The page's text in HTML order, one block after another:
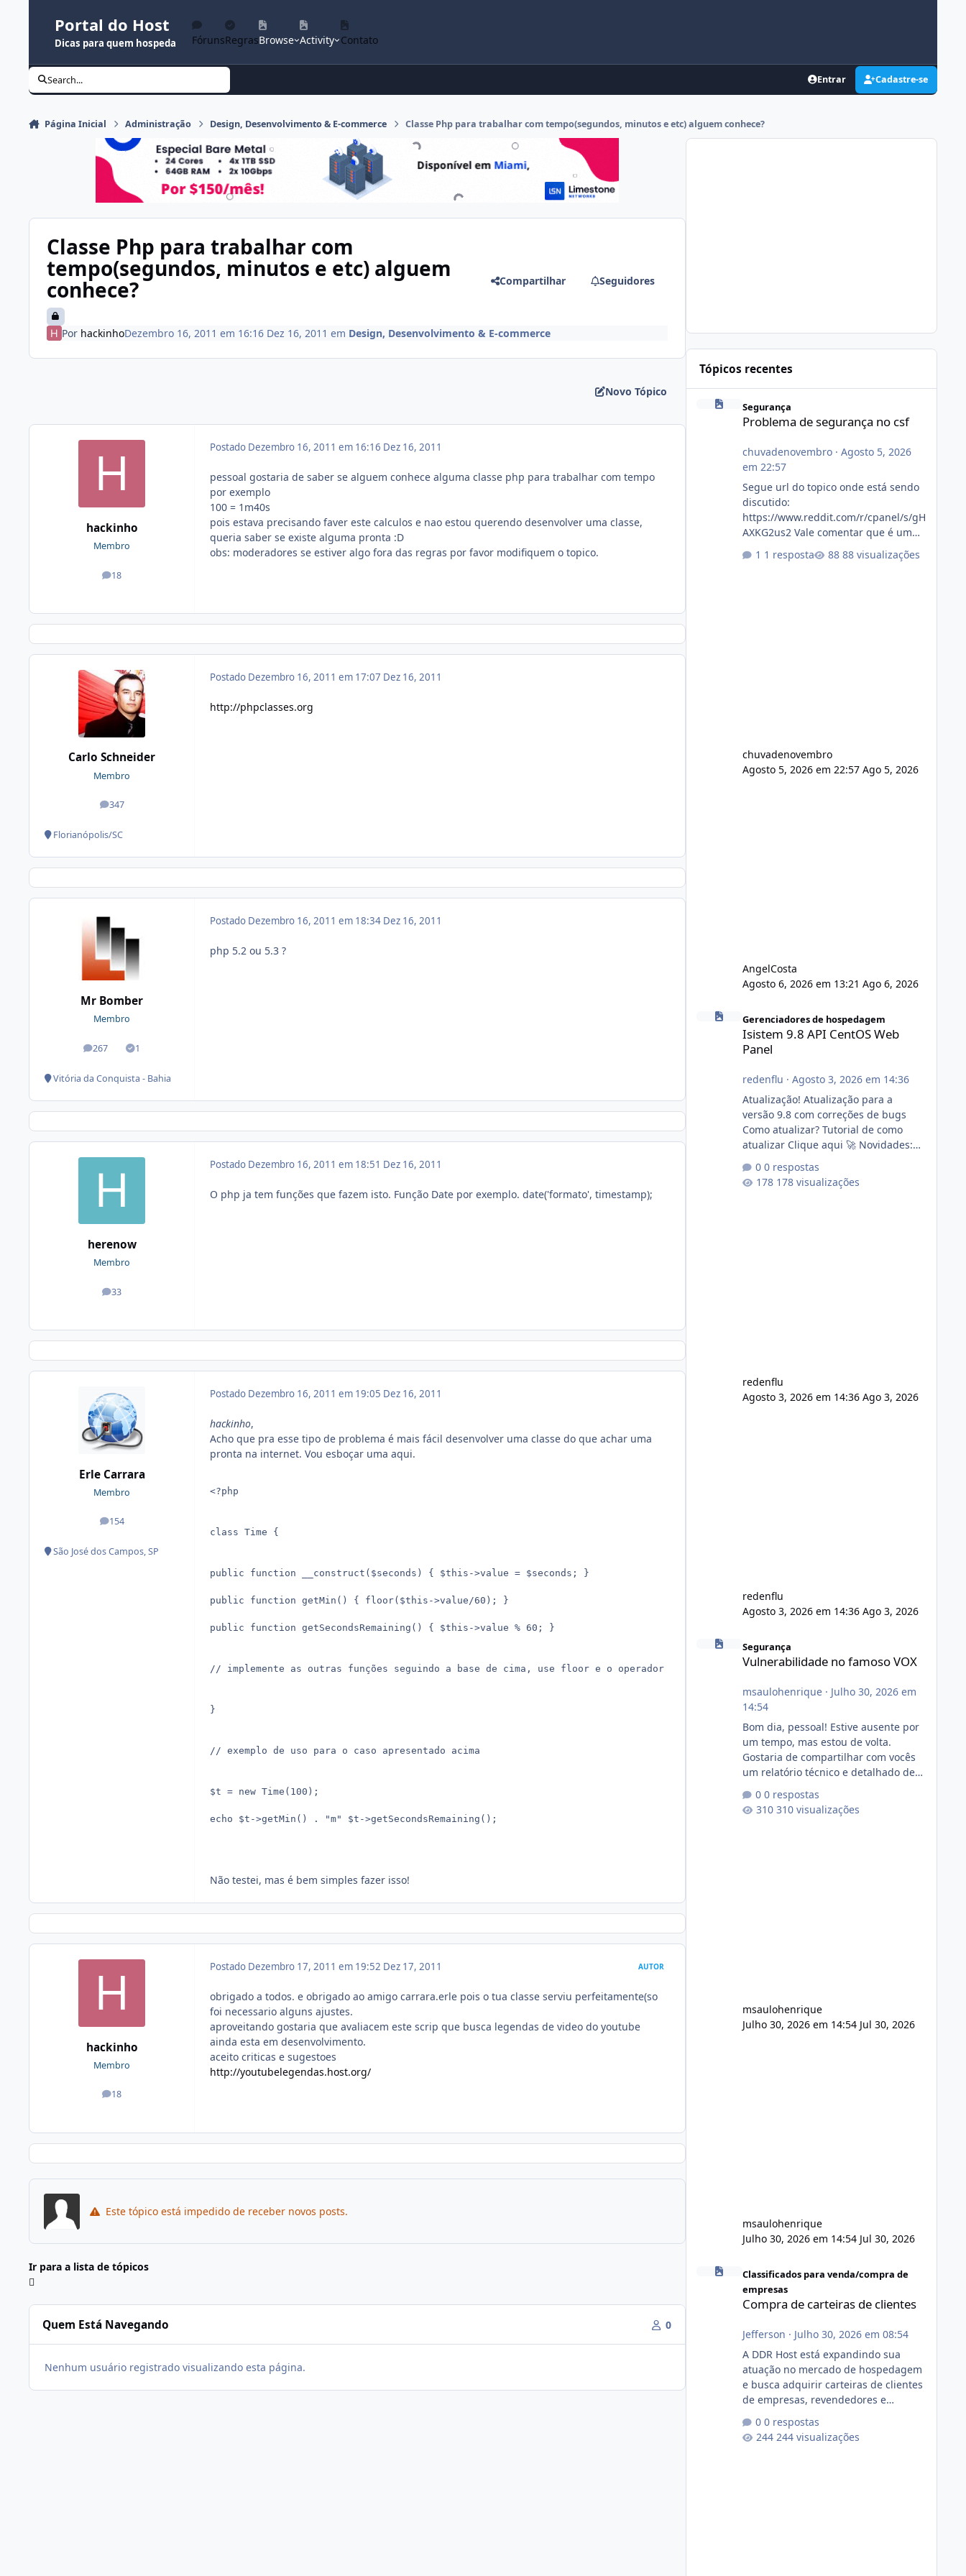
Portal do Host
Dicas para quem hospeda FórunsRegrasBrowse Activity Contato
Search... Entrar Cadastre-se
Página Inicial Administração Design, Desenvolvimento & E-commerce Classe Php para trabalhar com tempo(segundos, minutos e etc) alguem conhece?
Classe Php para trabalhar com
tempo(segundos, minutos e etc) alguem
conhece? Compartilhar Seguidores
Por hackinhoDezembro 16, 2011 em 16:16 Dez 16, 2011 em Design, Desenvolvimento & E-commerce
Novo Tópico
hackinho
Membro
18
posts
Postado Dezembro 16, 2011 em 16:16 Dez 16, 2011
pessoal gostaria de saber se alguem conhece alguma classe php para trabalhar com tempo
por exemplo
100 = 1m40s
pois estava precisando faver este calculos e nao estou querendo desenvolver uma classe,
queria saber se existe alguma pronta :D
obs: moderadores se estiver algo fora das regras por favor modifiquem o topico.
Carlo Schneider
Membro
347
posts
Florianópolis/SC
Postado Dezembro 16, 2011 em 17:07 Dez 16, 2011
http://phpclasses.org
Mr Bomber
Membro
267
posts 1
Soluções
Vitória da Conquista - Bahia
Postado Dezembro 16, 2011 em 18:34 Dez 16, 2011
php 5.2 ou 5.3 ?
herenow
Membro
33
posts
Postado Dezembro 16, 2011 em 18:51 Dez 16, 2011
O php ja tem funções que fazem isto. Função Date por exemplo. date('formato', timestamp);
Erle Carrara
Membro
154
posts
São José dos Campos, SP
Postado Dezembro 16, 2011 em 19:05 Dez 16, 2011
hackinho,
Acho que pra esse tipo de problema é mais fácil desenvolver uma classe do que achar uma
pronta na internet. Vou esboçar uma aqui.
<?php
class Time {
public function __construct($seconds) { $this->value = $seconds; }
public function getMin() { floor($this->value/60); }
public function getSecondsRemaining() { $this->value % 60; }
// implemente as outras funções seguindo a base de cima, use floor e o operador módulo (%)
}
// exemplo de uso para o caso apresentado acima
$t = new Time(100);
echo $t->getMin() . "m" $t->getSecondsRemaining();
Não testei, mas é bem simples fazer isso!
hackinho
Membro
18
posts
Postado Dezembro 17, 2011 em 19:52 Dez 17, 2011 AUTOR
obrigado a todos. e obrigado ao amigo carrara.erle pois o tua classe serviu perfeitamente(so
foi necessario alguns ajustes.
aproveitando gostaria que avaliacem este scrip que busca legendas de video do youtube
ainda esta em desenvolvimento.
aceito criticas e sugestoes
http://youtubelegendas.host.org/
Este tópico está impedido de receber novos posts.
Ir para a lista de tópicos
Quem Está Navegando 0
Nenhum usuário registrado visualizando esta página.
Tópicos recentes
Problema de segurança no csf
Segurança
Problema de segurança no csf
chuvadenovembro· Agosto 5, 2026
em 22:57
Segue url do topico onde está sendo
discutido:
https://www.reddit.com/r/cpanel/s/gH
AXKG2us2 Vale comentar que é um
topico do cpanel... Não sei como ta a
pegada no da.
1 resposta 88 visualizações
chuvadenovembro
Agosto 5, 2026 em 22:57 Ago 5, 2026
AngelCosta
Agosto 6, 2026 em 13:21 Ago 6, 2026
Isistem 9.8 API CentOS Web Panel
Gerenciadores de hospedagem
Isistem 9.8 API CentOS Web
Panel
redenflu · Agosto 3, 2026 em 14:36
Atualização! Atualização para a
versão 9.8 com correções de bugs
Como atualizar? Tutorial de como
atualizar Clique aqui 🚀 Novidades:
publico para consulta de sub.dominio
autorizado a usasr o isistem:
0 respostas
178 visualizações
redenflu
Agosto 3, 2026 em 14:36 Ago 3, 2026
redenflu
Agosto 3, 2026 em 14:36 Ago 3, 2026
Vulnerabilidade no famoso VOX
Segurança
Vulnerabilidade no famoso VOX
msaulohenrique· Julho 30, 2026 em
14:54
Bom dia, pessoal! Estive ausente por
um tempo, mas estou de volta.
Gostaria de compartilhar com vocês
um relatório técnico e detalhado de
conformidade referente
ao VOXPANEL (versão atualmente em
0 respostas
310 visualizações
msaulohenrique
Julho 30, 2026 em 14:54 Jul 30, 2026
msaulohenrique
Julho 30, 2026 em 14:54 Jul 30, 2026
Compra de carteiras de clientes
Classificados para venda/compra de
empresas
Compra de carteiras de clientes
Jefferson · Julho 30, 2026 em 08:54
A DDR Host está expandindo sua
atuação no mercado de hospedagem
e busca adquirir carteiras de clientes
de empresas, revendedores e
suas atividades ou reduzir sua
operação. Se você possui clientes
0 respostas
244 visualizações